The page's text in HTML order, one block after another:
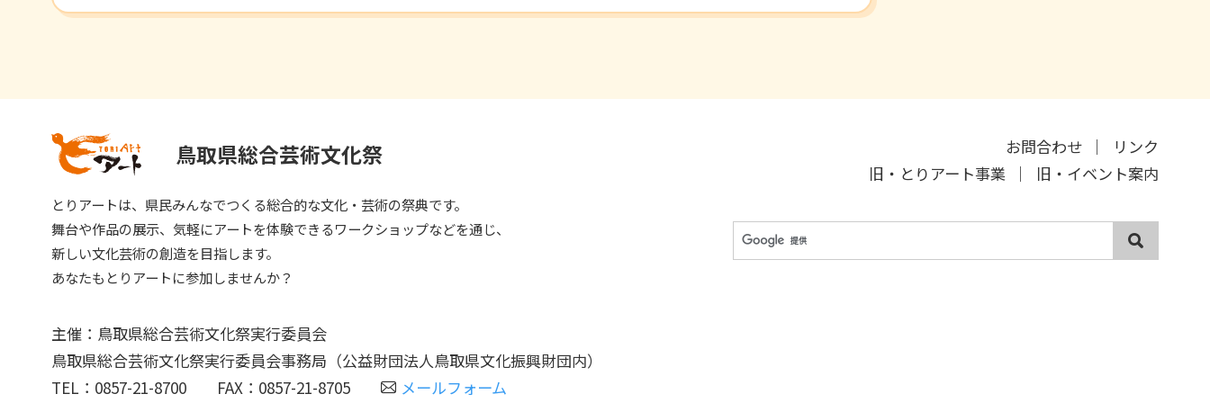
e
o
l
鳥取県総合芸術文化祭
とりアートは、県民みんなでつくる総合的な文化・芸術の祭典です。
舞台や作品の展示、気軽にアートを体験できるワークショップなどを通じ、
新しい文化芸術の創造を目指します。
あなたもとりアートに参加しませんか？
主催：鳥取県総合芸術文化祭実行委員会
鳥取県総合芸術文化祭実行委員会事務局 （公益財団法人鳥取県文化振興財団内）
TEL： 0857-21-8700 FAX：0857-21-8705 メールフォーム
お問合わせ
リンク
旧・とりアート事業
旧・イベント案内